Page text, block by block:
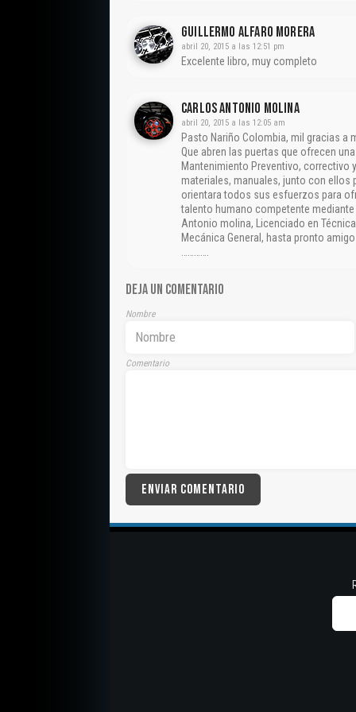
Guillermo Alfaro Morera
abril 20, 2015 a las 12:51 pm
Excelente libro, muy completo
CARLOS ANTONIO MOLINA
abril 20, 2015 a las 12:05 am
Pasto Nariño Colombia, mil gracias
Que abren las puertas que ofrecen
Mantenimiento Preventivo,
materiales, manuales, junto con
orientara todos sus esfuerzos para
talento humano competente
Antonio molina, Licenciado en
Mecánica General, hasta pronto
DEJA UN COMENTARIO
Nombre
Comentario